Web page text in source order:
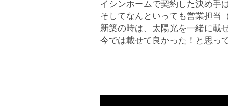
イシンホームで契約した決め手
そしてなんといっても営業担当
新築の時は、太陽光を一緒に載
今では載せて良かった！と思っ